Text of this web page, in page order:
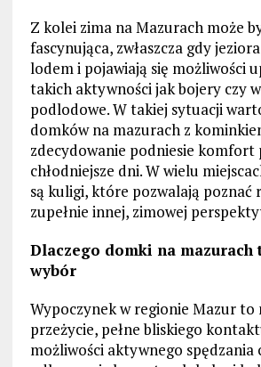
Z kolei zima na Mazurach może
fascynująca, zwłaszcza gdy
lodem i pojawiają się możliwości
takich aktywności jak bojery czy
podlodowe. W takiej sytuacji
domków na mazurach z
zdecydowanie podniesie komfort
chłodniejsze dni. W wielu
są kuligi, które pozwalają poznać
zupełnie innej, zimowej
Dlaczego domki na mazurach
wybór
Wypoczynek w regionie Mazur to
przeżycie, pełne bliskiego
możliwości aktywnego spędzania